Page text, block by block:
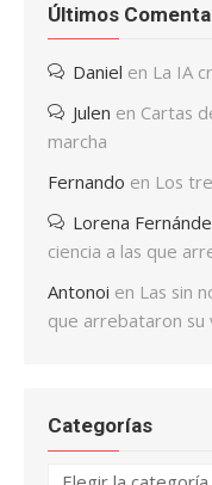
Últimos
Daniel en La IA
Julen en Cartas
marcha
Fernando en Los
Lorena
ciencia a las que
Antonoi en Las sin
que arrebataron su
Categorías
Categorías